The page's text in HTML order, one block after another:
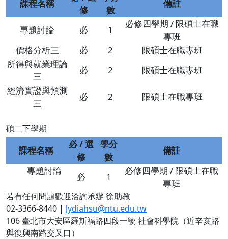
課程名稱
修
數
備註
專題討論 必 1
必修四學期 / 限碩士在職
專班
價格分析三
必 2
限碩士在職專班
所得與就業理論
三
必 2
限碩士在職專班
經濟實證與預測
三
必 2 限碩士在職專班
碩二下學期
課程名稱
必 / 選
修
學分
數
備註
專題討論
必 1
必修四學期 / 限碩士在職
專班
若有任何問題歡迎洽詢承辦 徐助教
02-3366-8440 | lydiahsu@ntu.edu.tw
106 臺北市大安區羅斯福路四段一號 社會科學院（近辛亥路
與復興南路交叉口）